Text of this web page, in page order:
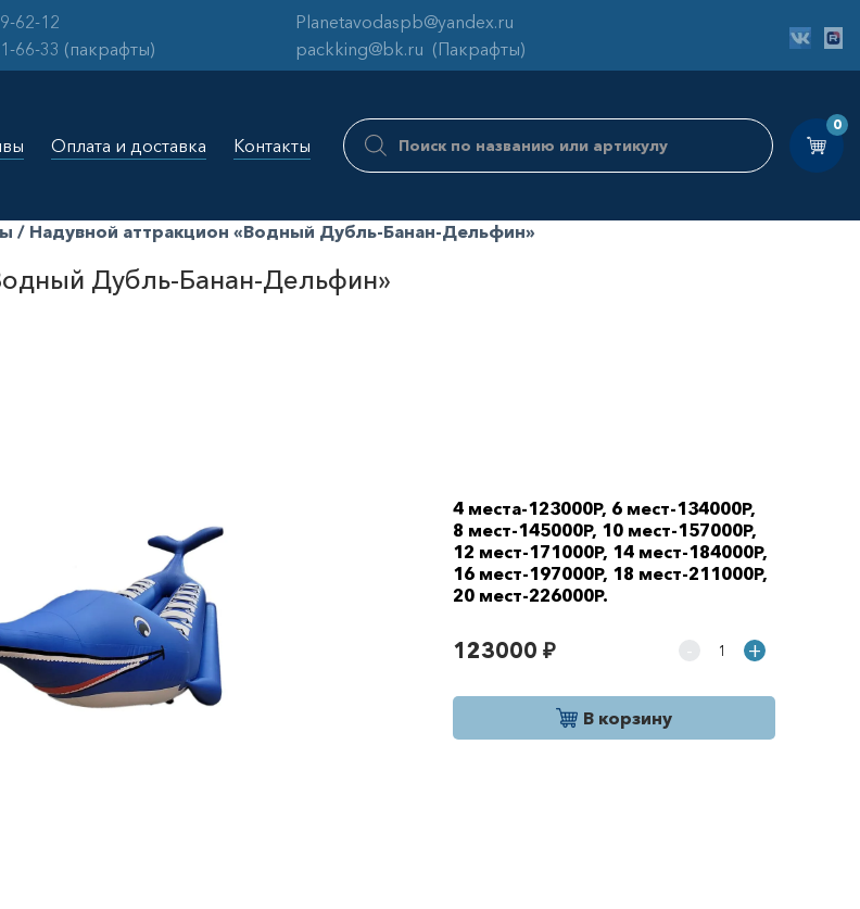
62-12
66-33 (пакрафты)
Planetavodaspb@yandex.ru
packking@bk.ru (Пакрафты)
Оплата и доставка Контакты
Поиск
товаров
0
/ Надувной аттракцион «Водный Дубль-Банан-Дельфин»
Дубль-Банан-Дельфин»
4 места-123000Р, 6 мест-134000Р,
8 мест-145000Р, 10 мест-157000Р,
12 мест-171000Р, 14 мест-184000Р,
16 мест-197000Р, 18 мест-211000Р,
20 мест-226000Р.
123000 ₽ - +
В корзину